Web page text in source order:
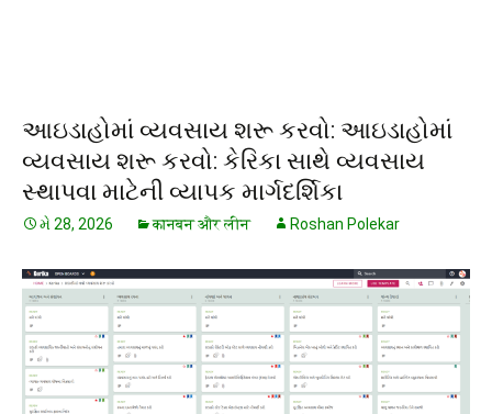
આઇડાહોમાં વ્યવસાય શરૂ કરવો: આઇડાહોમાં
વ્યવસાય શરૂ કરવો: કેરિકા સાથે વ્યવસાય
સ્થાપવા માટેની વ્યાપક માર્ગદર્શિકા
મે 28, 2026 कानबन और लीन Roshan Polekar